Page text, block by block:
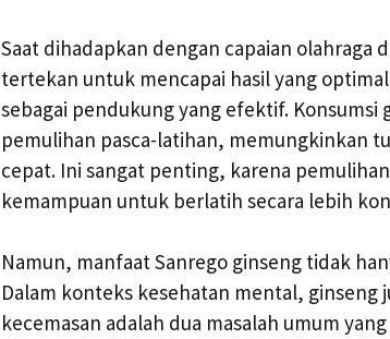
Saat dihadapkan dengan capaian olahraga
tertekan untuk mencapai hasil yang
sebagai pendukung yang efektif.
pemulihan pasca-latihan, memungkinkan
cepat. Ini sangat penting, karena
kemampuan untuk berlatih secara lebih
Namun, manfaat Sanrego ginseng tidak
Dalam konteks kesehatan mental, ginseng
kecemasan adalah dua masalah umum